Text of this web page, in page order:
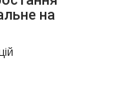
на